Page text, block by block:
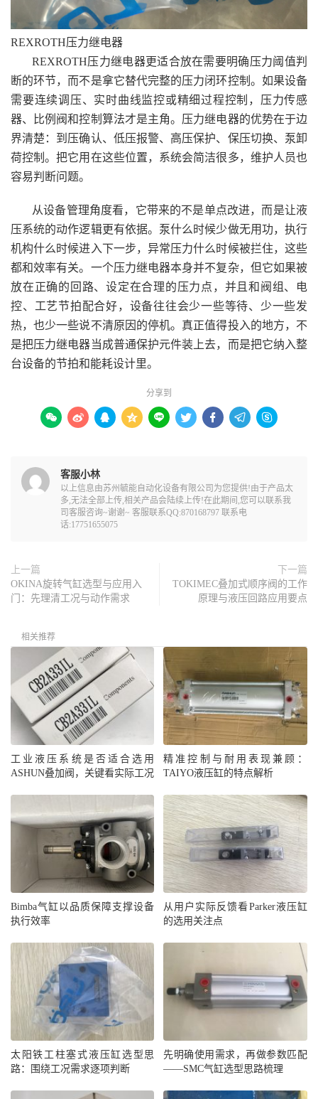
REXROTH压力继电器
REXROTH压力继电器更适合放在需要明确压力阈值判
断的环节，而不是拿它替代完整的压力闭环控制。如果设备
需要连续调压、实时曲线监控或精细过程控制，压力传感
器、比例阀和控制算法才是主角。压力继电器的优势在于边
界清楚：到压确认、低压报警、高压保护、保压切换、泵卸
荷控制。把它用在这些位置，系统会简洁很多，维护人员也
容易判断问题。
从设备管理角度看，它带来的不是单点改进，而是让液
压系统的动作逻辑更有依据。泵什么时候少做无用功，执行
机构什么时候进入下一步，异常压力什么时候被拦住，这些
都和效率有关。一个压力继电器本身并不复杂，但它如果被
放在正确的回路、设定在合理的压力点，并且和阀组、电
控、工艺节拍配合好，设备往往会少一些等待、少一些发
热，也少一些说不清原因的停机。真正值得投入的地方，不
是把压力继电器当成普通保护元件装上去，而是把它纳入整
台设备的节拍和能耗设计里。
分享到
        
客服小林
以上信息由苏州毓能自动化设备有限公司为您提供!由于产品太
多,无法全部上传,相关产品会陆续上传!在此期间,您可以联系我
司客服咨询~谢谢~ 客服联系QQ:870168797 联系电
话:17751655075
上一篇
OKINA旋转气缸选型与应用入
门：先理清工况与动作需求
下一篇
TOKIMEC叠加式顺序阀的工作
原理与液压回路应用要点
相关推荐
工业液压系统是否适合选用
ASHUN叠加阀，关键看实际工况
精准控制与耐用表现兼顾：
TAIYO液压缸的特点解析
Bimba气缸以品质保障支撑设备
执行效率
从用户实际反馈看Parker液压缸
的选用关注点
太阳铁工柱塞式液压缸选型思
路：围绕工况需求逐项判断
先明确使用需求，再做参数匹配
——SMC气缸选型思路梳理